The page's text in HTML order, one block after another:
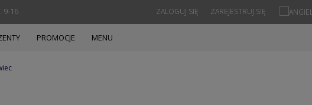
9-16 ZAREJESTRUJ SIĘ
ZALOGUJ SIĘ
PROMOCJE MENU